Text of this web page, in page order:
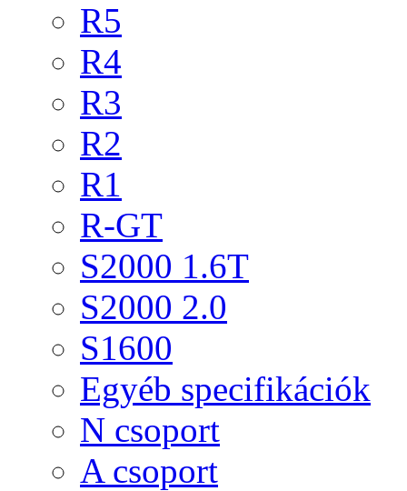
R5
R4
R3
R2
R1
R-GT
S2000 1.6T
S2000 2.0
S1600
Egyéb specifikációk
N csoport
A csoport